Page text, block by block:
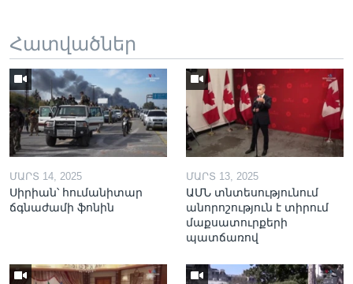
Հատվածներ
ՄԱՐՏ 14, 2025
Սիրիան՝ հումանիտար
ճգնաժամի ֆոնին
ՄԱՐՏ 13, 2025
ԱՄՆ տնտեսությունում
անորոշություն է տիրում
մաքսատուրքերի
պատճառով